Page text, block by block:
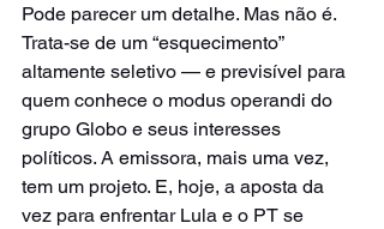
Pode parecer um detalhe. Mas não é.
Trata-se de um “esquecimento”
altamente seletivo — e previsível para
quem conhece o modus operandi do
grupo Globo e seus interesses
políticos. A emissora, mais uma vez,
tem um projeto. E, hoje, a aposta da
vez para enfrentar Lula e o PT se